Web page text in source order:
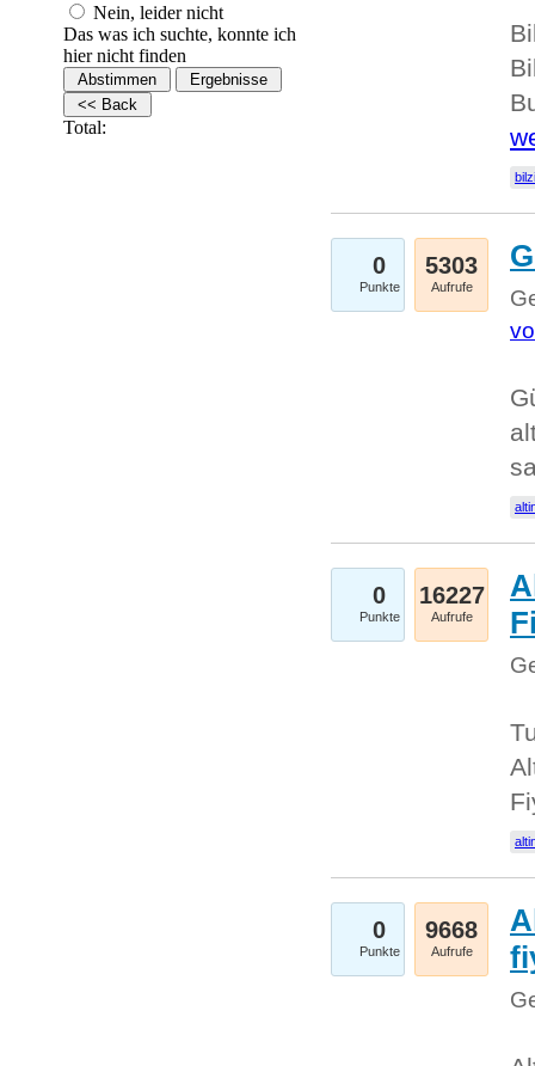
Nein, leider nicht
Das was ich suchte, konnte ich
hier nicht finden
Total:
0
Punkte
5303
Aufrufe
0
Punkte
16227
Aufrufe
0
Punkte
9668
Aufrufe